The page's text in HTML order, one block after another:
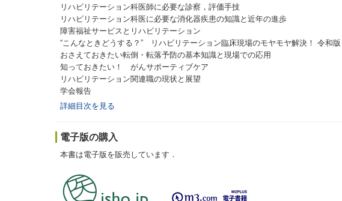
リハビリテーション科医師に必要な診察，評価手技
リハビリテーション科医に必要な消化器疾患の知識と近年の進歩
障害福祉サービスとリハビリテーション
“こんなときどうする？” リハビリテーション臨床現場のモヤモヤ解決！ 令和版
おさえておきたい転倒・転落予防の基本知識と現場での応用
知っておきたい！ がんサポーティブケア
リハビリテーション関連職の現状と展望
学会報告
詳細目次を見る
電子版の購入
本書は電子版を販売しています．